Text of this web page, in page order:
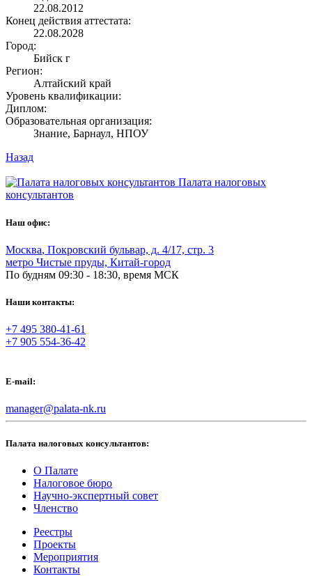
22.08.2012
Конец действия аттестата:
22.08.2028
Город:
Бийск г
Регион:
Алтайский край
Уровень квалификации:
Диплом:
Образовательная организация:
Знание, Барнаул, НПОУ
Назад
Палата налоговых
консультантов
Наш офис:
Москва, Покровский бульвар, д. 4/17, стр. 3
метро Чистые пруды, Китай-город
По будням 09:30 - 18:30, время МСК
Наши контакты:
+7 495 380-41-61
+7 905 554-36-42
E-mail:
manager@palata-nk.ru
Палата налоговых консультантов:
О Палате
Налоговое бюро
Научно-экспертный совет
Членство
Реестры
Проекты
Мероприятия
Контакты